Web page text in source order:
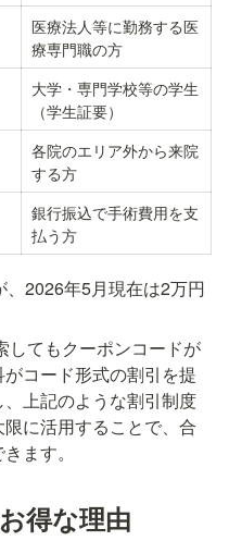
医療法人等に勤務する医
療専門職の方
大学・専門学校等の学生
（学生証要）
各院のエリア外から来院
する方
銀行振込で手術費用を支
払う方
2026年5月現在は2万円
してもクーポンコードが
コード形式の割引を提
上記のような割引制度
に活用することで、合
ます。
得な理由